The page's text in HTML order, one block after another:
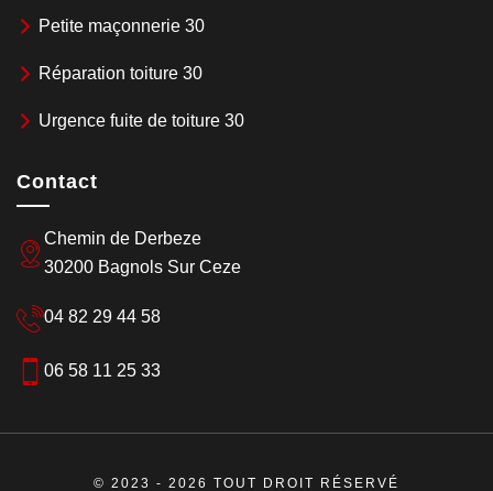
Petite maçonnerie 30
Réparation toiture 30
Urgence fuite de toiture 30
Contact
Chemin de Derbeze
30200 Bagnols Sur Ceze
04 82 29 44 58
06 58 11 25 33
© 2023 - 2026 TOUT DROIT RÉSERVÉ